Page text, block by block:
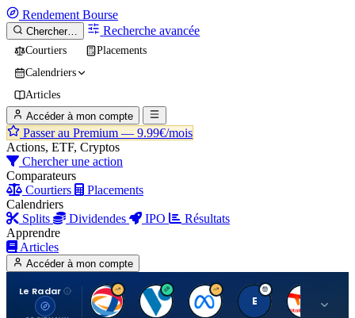
Rendement Bourse
Chercher… Recherche avancée
Courtiers
Placements
Calendriers
Articles
Accéder à mon compte
Passer au Premium — 9.99€/mois
Actions, ETF, Cryptos
Chercher une action
Comparateurs
Courtiers
Placements
Calendriers
Splits
Dividendes IPO
Résultats
Apprendre
Articles
Accéder à mon compte
Le Radar
T V M E T